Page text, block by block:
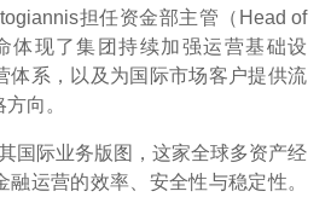
担任资金部主管（Head of
体现了集团持续加强运营基础设
体系，以及为国际市场客户提供流
向。
国际业务版图，这家全球多资产经
运营的效率、安全性与稳定性。